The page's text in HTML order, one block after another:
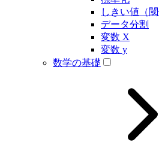
しきい値（閾
データ分割
変数 X
変数 y
数学の基礎